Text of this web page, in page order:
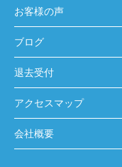
お客様の声
ブログ
退去受付
アクセスマップ
会社概要